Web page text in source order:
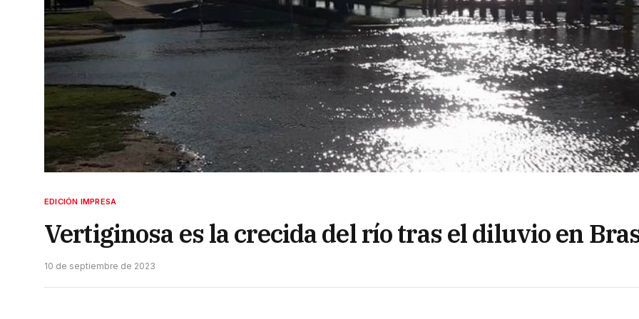
EDICIÓN IMPRESA
Vertiginosa es la crecida del río tras el diluvio en
10 de septiembre de 2023